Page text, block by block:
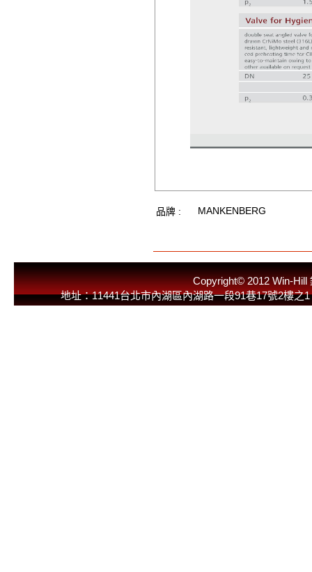
品牌 : MANKENBERG
Copyright© 2012 Win-
地址：11441台北市內湖區內湖路一段91巷17號2樓